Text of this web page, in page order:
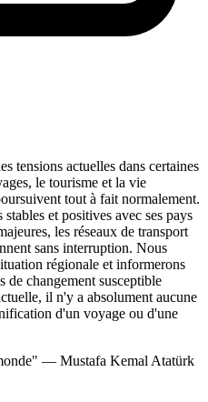
tensions actuelles dans certaines
le tourisme et la vie
tout à fait normalement.
et positives avec ses pays
les réseaux de transport
sans interruption. Nous
régionale et informerons
de changement susceptible
il n'y a absolument aucune
d'un voyage ou d'une
— Mustafa Kemal Atatürk